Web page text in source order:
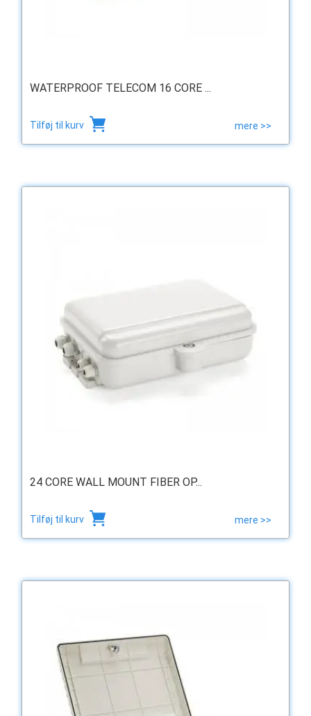
WATERPROOF TELECOM 16 CORE ...
Tilføj til kurv mere >>
24 CORE WALL MOUNT FIBER OP...
Tilføj til kurv mere >>